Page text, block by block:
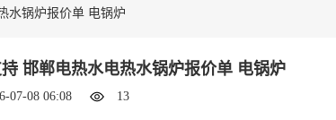
水锅炉报价单 电锅炉
邯郸电热水电热水锅炉报价单 电锅炉
07-08 06:08 13